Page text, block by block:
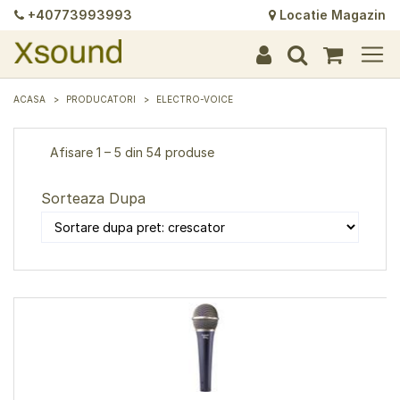
+40773993993 Locatie Magazin
+
+
+
+
+
+
+
+
+
+
+
+
+
+
ACASA PRODUCATORI ELECTRO-VOICE
Afisare 1 – 5 din 54 produse
Sorteaza Dupa